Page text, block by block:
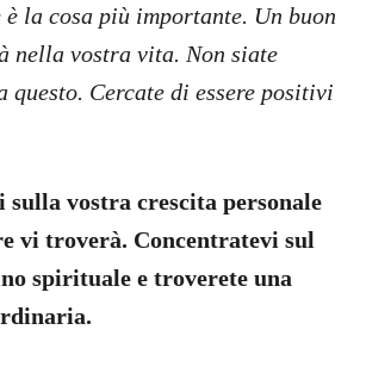
è la cosa più importante. Un buon
nella vostra vita. Non siate
questo. Cercate di essere positivi
sulla vostra crescita personale
vi troverà. Concentratevi sul
spirituale e troverete una